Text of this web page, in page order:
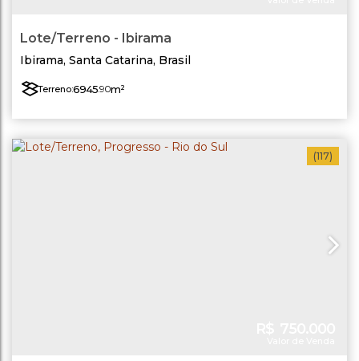
Lote/Terreno - Ibirama
Ibirama, Santa Catarina, Brasil
Terreno:6945.90m²
(117)